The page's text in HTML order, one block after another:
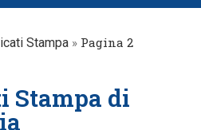
Stampa » Pagina 2
Stampa di